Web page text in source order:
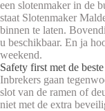
een slotenmaker in de
staat Slotenmaker
binnen te laten.
u beschikbaar. En ja
weekend.
Safety first met de
Inbrekers gaan
slot van de ramen of
niet met de extra